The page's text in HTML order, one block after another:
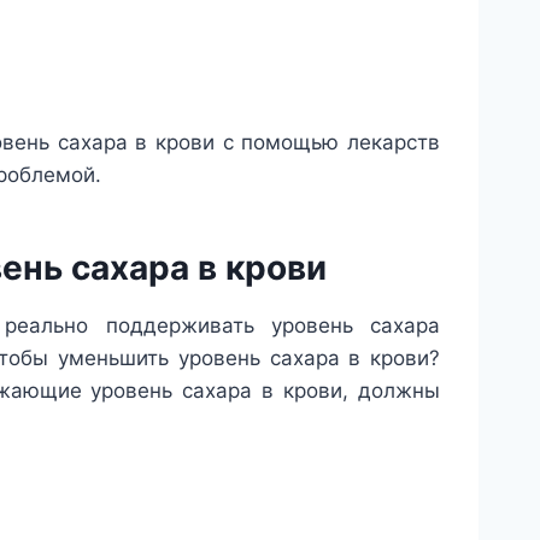
сахара в крови с помощью лекарств
сахара в крови
поддерживать уровень сахара
уменьшить уровень сахара в крови?
уровень сахара в крови, должны